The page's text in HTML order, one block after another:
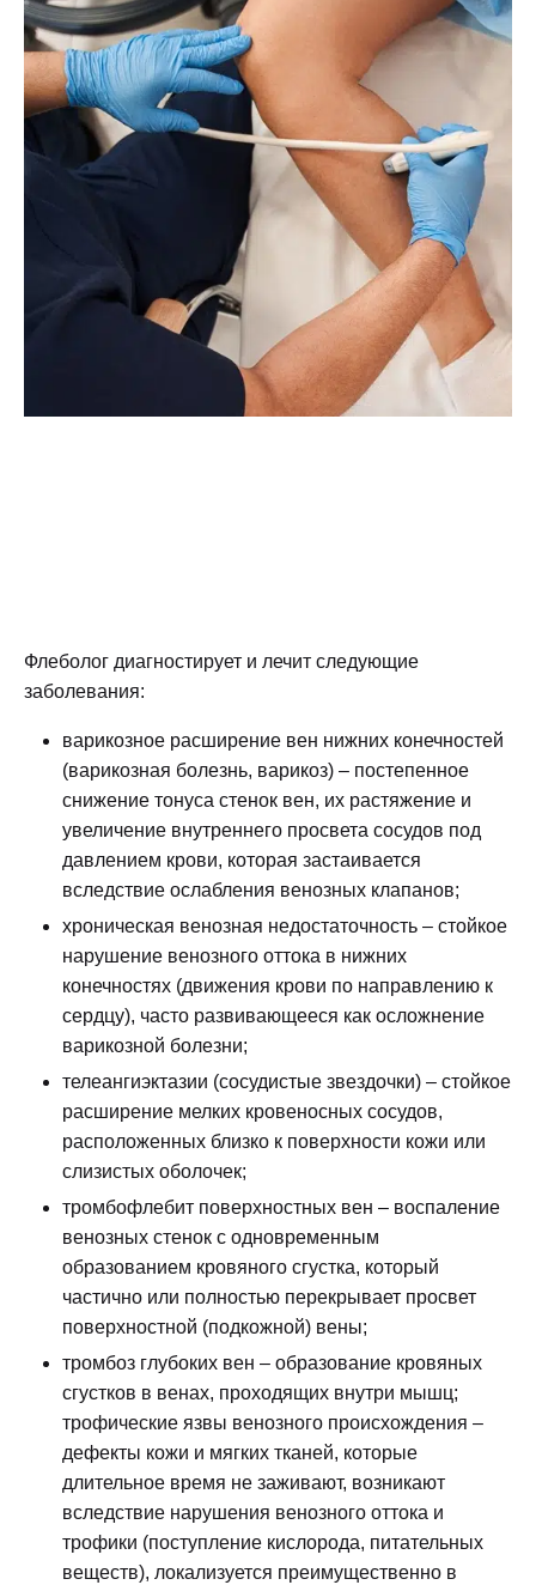
Флеболог диагностирует и лечит следующие
заболевания:
варикозное расширение вен нижних конечностей
(варикозная болезнь, варикоз) – постепенное
снижение тонуса стенок вен, их растяжение и
увеличение внутреннего просвета сосудов под
давлением крови, которая застаивается
вследствие ослабления венозных клапанов;
хроническая венозная недостаточность – стойкое
нарушение венозного оттока в нижних
конечностях (движения крови по направлению к
сердцу), часто развивающееся как осложнение
варикозной болезни;
телеангиэктазии (сосудистые звездочки) – стойкое
расширение мелких кровеносных сосудов,
расположенных близко к поверхности кожи или
слизистых оболочек;
тромбофлебит поверхностных вен – воспаление
венозных стенок с одновременным
образованием кровяного сгустка, который
частично или полностью перекрывает просвет
поверхностной (подкожной) вены;
тромбоз глубоких вен – образование кровяных
сгустков в венах, проходящих внутри мышц;
трофические язвы венозного происхождения –
дефекты кожи и мягких тканей, которые
длительное время не заживают, возникают
вследствие нарушения венозного оттока и
трофики (поступление кислорода, питательных
веществ), локализуется преимущественно в